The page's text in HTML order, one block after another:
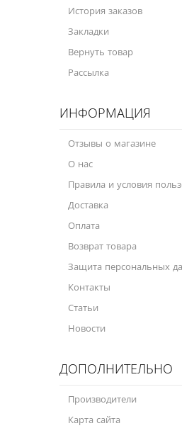
История заказов
Закладки
Вернуть товар
Рассылка
ИНФОРМАЦИЯ
Отзывы о магазине
О нас
Правила и условия
Доставка
Оплата
Возврат товара
Защита персональных
Контакты
Статьи
Новости
ДОПОЛНИТЕЛЬНО
Производители
Карта сайта